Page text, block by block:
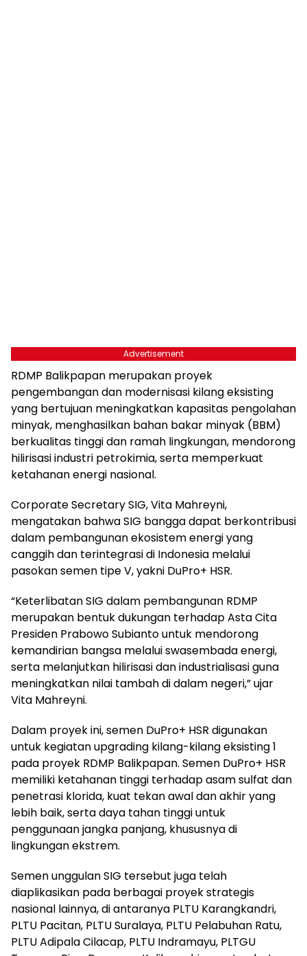
Advertisement
RDMP Balikpapan merupakan proyek
pengembangan dan modernisasi kilang eksisting
yang bertujuan meningkatkan kapasitas pengolahan
minyak, menghasilkan bahan bakar minyak (BBM)
berkualitas tinggi dan ramah lingkungan, mendorong
hilirisasi industri petrokimia, serta memperkuat
ketahanan energi nasional.
Corporate Secretary SIG, Vita Mahreyni,
mengatakan bahwa SIG bangga dapat berkontribusi
dalam pembangunan ekosistem energi yang
canggih dan terintegrasi di Indonesia melalui
pasokan semen tipe V, yakni DuPro+ HSR.
“Keterlibatan SIG dalam pembangunan RDMP
merupakan bentuk dukungan terhadap Asta Cita
Presiden Prabowo Subianto untuk mendorong
kemandirian bangsa melalui swasembada energi,
serta melanjutkan hilirisasi dan industrialisasi guna
meningkatkan nilai tambah di dalam negeri,” ujar
Vita Mahreyni.
Dalam proyek ini, semen DuPro+ HSR digunakan
untuk kegiatan upgrading kilang-kilang eksisting 1
pada proyek RDMP Balikpapan. Semen DuPro+ HSR
memiliki ketahanan tinggi terhadap asam sulfat dan
penetrasi klorida, kuat tekan awal dan akhir yang
lebih baik, serta daya tahan tinggi untuk
penggunaan jangka panjang, khususnya di
lingkungan ekstrem.
Semen unggulan SIG tersebut juga telah
diaplikasikan pada berbagai proyek strategis
nasional lainnya, di antaranya PLTU Karangkandri,
PLTU Pacitan, PLTU Suralaya, PLTU Pelabuhan Ratu,
PLTU Adipala Cilacap, PLTU Indramayu, PLTGU